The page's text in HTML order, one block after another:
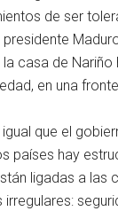
de ser
casa de
en una
que el
países hay
ligadas a las